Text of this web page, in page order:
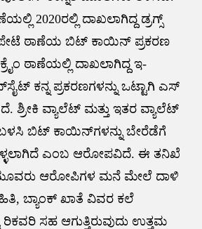
2020ರಲ್ಲಿ ದಾಖಲಾಗಿದ್ದ ಡ್ರಗ್ಸ್
ಠಾಣೆಯ ಬಿಟ್ ಕಾಯಿನ್ ಪ್ರಕರಣ
ಠಾಣೆಯಲ್ಲಿ ದಾಖಲಾಗಿದ್ದ ಇ-
ಕನ್ನ ಪ್ರಕರಣಗಳನ್ನು ಒಟ್ಟಾಗಿ ಎಸ್​
ಶ್ರೀಕಿ ವ್ಯಾಲೆಟ್ ಮತ್ತು ಇತರ ವ್ಯಾಲೆಟ್​
ಬಳಸಿ ಬಿಟ್ ಕಾಯಿನ್​ಗಳನ್ನು ಬೇರೆಡೆಗೆ
ಎಂಬ ಆರೋಪವಿದೆ. ಈ ತನಿಖೆ
ಮೂವರು ಆರೋಪಿಗಳ ಮನೆ ಮೇಲೆ ದಾಳಿ
ಬ್ಯಾಂಕ್ ಖಾತೆ ವಿವರ ಕಲೆ
ರಿಕವರಿ ಸಹ ಆಗುತ್ತಿರುವುದು ಉತ್ತಮ